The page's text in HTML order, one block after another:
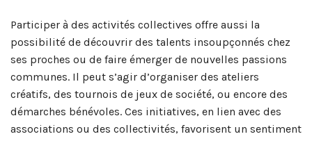
Participer à des activités collectives offre aussi la
possibilité de découvrir des talents insoupçonnés chez
ses proches ou de faire émerger de nouvelles passions
communes. Il peut s’agir d’organiser des ateliers
créatifs, des tournois de jeux de société, ou encore des
démarches bénévoles. Ces initiatives, en lien avec des
associations ou des collectivités, favorisent un sentiment